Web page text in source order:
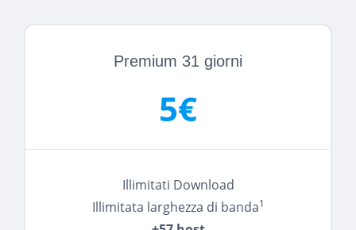
Premium 31 giorni
5€
Illimitati Download
Illimitata larghezza di banda1